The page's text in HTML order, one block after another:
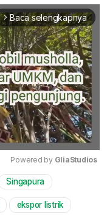
arrow_forward_ios Baca selengkapnya
Powered by GliaStudios
Singapura
ekspor listrik